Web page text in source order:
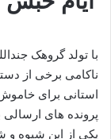
با تولد گروهک
ناکامی برخی از
استانی برای
پرونده های
یکی از این شیوه و